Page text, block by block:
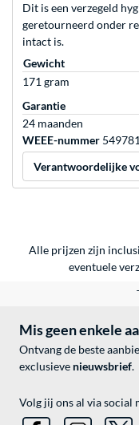
Dit is een verzegeld
geretourneerd onder
intact is.
Gewicht
171 gram
Garantie
24 maanden
WEEE-nummer
Verantwoordelijke
Alle prijzen zijn
eventuele
Mis geen enkele
Ontvang de beste
exclusieve nieuwsbrief.
Volg jij ons al via social